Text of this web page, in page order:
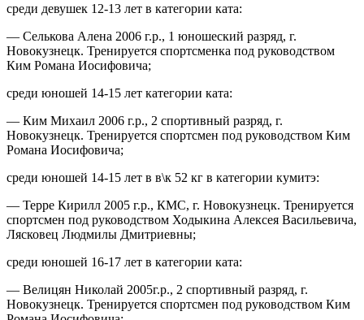
среди девушек 12-13 лет в категории ката:
— Селькова Алена 2006 г.р., 1 юношеский разряд, г.
Новокузнецк. Тренируется спортсменка под руководством
Ким Романа Иосифовича;
среди юношей 14-15 лет категории ката:
— Ким Михаил 2006 г.р., 2 спортивный разряд, г.
Новокузнецк. Тренируется спортсмен под руководством Ким
Романа Иосифовича;
среди юношей 14-15 лет в в\к 52 кг в категории кумитэ:
— Терре Кирилл 2005 г.р., КМС, г. Новокузнецк. Тренируется
спортсмен под руководством Ходыкина Алексея Васильевича,
Лясковец Людмилы Дмитриевны;
среди юношей 16-17 лет в категории ката:
— Велицян Николай 2005г.р., 2 спортивный разряд, г.
Новокузнецк. Тренируется спортсмен под руководством Ким